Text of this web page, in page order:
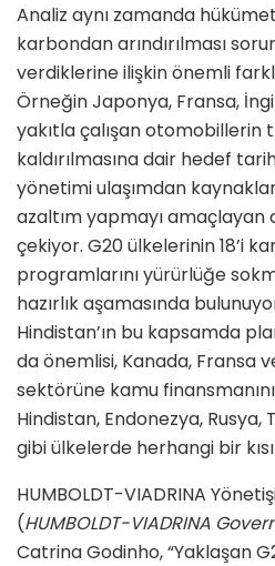
Analiz aynı zamanda
karbondan arındırılması
verdiklerine ilişkin önemli
Örneğin Japonya, Fransa,
yakıtla çalışan otomobillerin
kaldırılmasına dair hedef
yönetimi ulaşımdan
azaltım yapmayı
çekiyor. G20 ülkelerinin 18’i
programlarını yürürlüğe
hazırlık aşamasında
Hindistan’ın bu kapsamda
da önemlisi, Kanada, Fransa
sektörüne kamu
Hindistan, Endonezya,
gibi ülkelerde herhangi bir
HUMBOLDT-VIADRINA
(HUMBOLDT-VIADRINA
Catrina Godinho, “Yaklaşan